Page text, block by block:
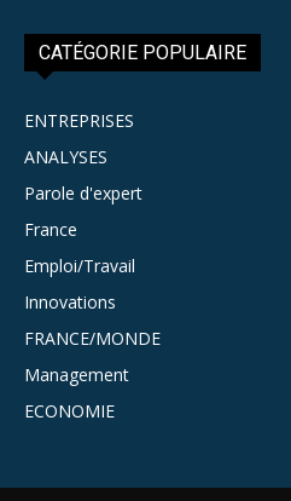
CATÉGORIE POPULAIRE
ENTREPRISES
ANALYSES
Parole d'expert
France
Emploi/Travail
Innovations
FRANCE/MONDE
Management
ECONOMIE